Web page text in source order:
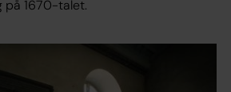
på 1670-talet.